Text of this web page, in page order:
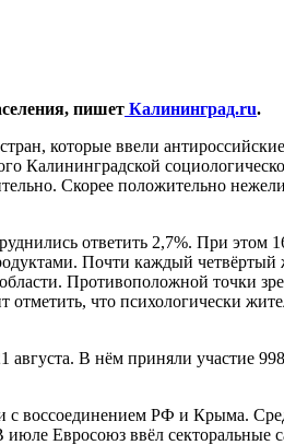
пишет Калининград.ru.
которые ввели
Калининградской
Скорее положительно
ответить 2,7%. При этом
Почти каждый четвёртый
Противоположной точки
что психологически
В нём приняли участие 998
воссоединением РФ и Крыма.
июле Евросоюз ввёл секторальные